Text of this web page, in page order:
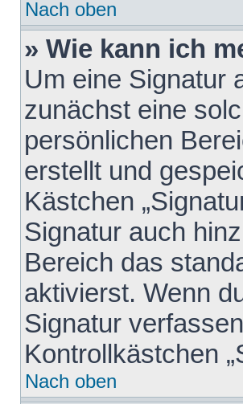
Nach oben
» Wie kann ich
Um eine Signatur
zunächst eine
persönlichen
erstellt und
Kästchen
Signatur auch
Bereich das
aktivierst. Wenn
Signatur
Kontrollkästchen
Nach oben